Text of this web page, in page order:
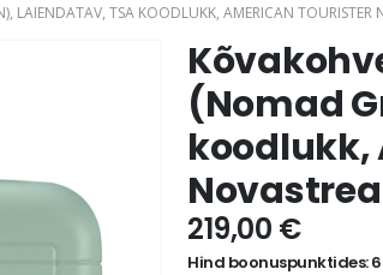
LAIENDATAV, TSA KOODLUKK, AMERICAN TOURISTER
(Nomad
koodlukk,
219,00 €
Hind boonuspunktides: